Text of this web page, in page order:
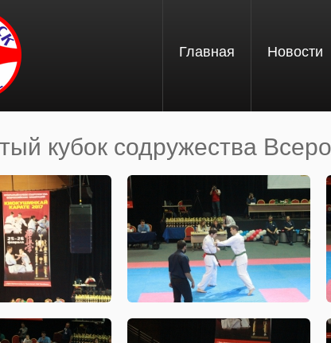
Главная Новости
кубок содружества